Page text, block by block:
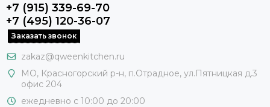
+7 (915) 339-69-70
+7 (495) 120-36-07
Заказать звонок
zakaz@qweenkitchen.ru
МО, Красногорский р-н, п.Отрадное, ул.Пятницкая д.3
офис 204
ежедневно с 10:00 до 20:00